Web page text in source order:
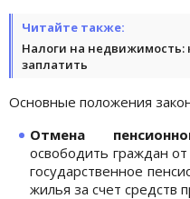
Читайте также:
Налоги на недвижимость:
заплатить
Основные положения
Отмена
освободить граждан
государственное
жилья за счет средств